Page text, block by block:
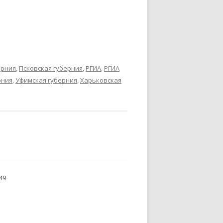
, Псковская губерния, РГИА, РГИА
,Уфимская губерния,Харьковская